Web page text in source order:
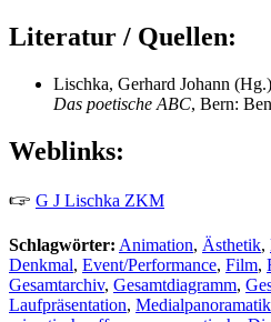
Literatur / Quellen:
Lischka, Gerhard Johann
Das poetische ABC, Bern:
Weblinks:
🖙 G J Lischka ZKM
Schlagwörter: Animation, Ästhetik,
Denkmal, Event/Performance, Film,
Gesamtarchiv, Gesamtdiagramm,
Laufpräsentation, Medialpanoramatik